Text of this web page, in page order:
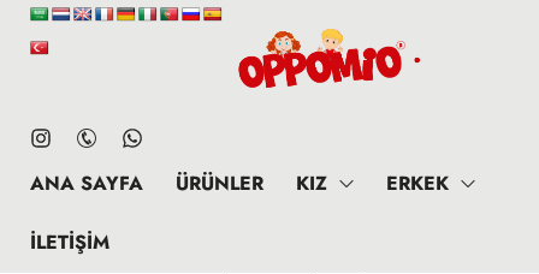
ANA SAYFA ÜRÜNLER KIZ ERKEK
İLETIŞIM